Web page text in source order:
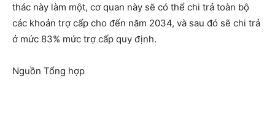
thác này làm một, cơ quan này sẽ có thể chi trả toàn bộ
các khoản trợ cấp cho đến năm 2034, và sau đó sẽ chi trả
ở mức 83% mức trợ cấp quy định.
Nguồn Tổng hợp